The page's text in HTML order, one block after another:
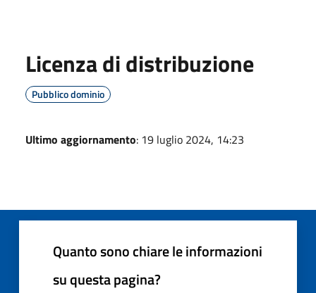
Licenza di distribuzione
Pubblico dominio
Ultimo aggiornamento: 19 luglio 2024, 14:23
Quanto sono chiare le informazioni
su questa pagina?